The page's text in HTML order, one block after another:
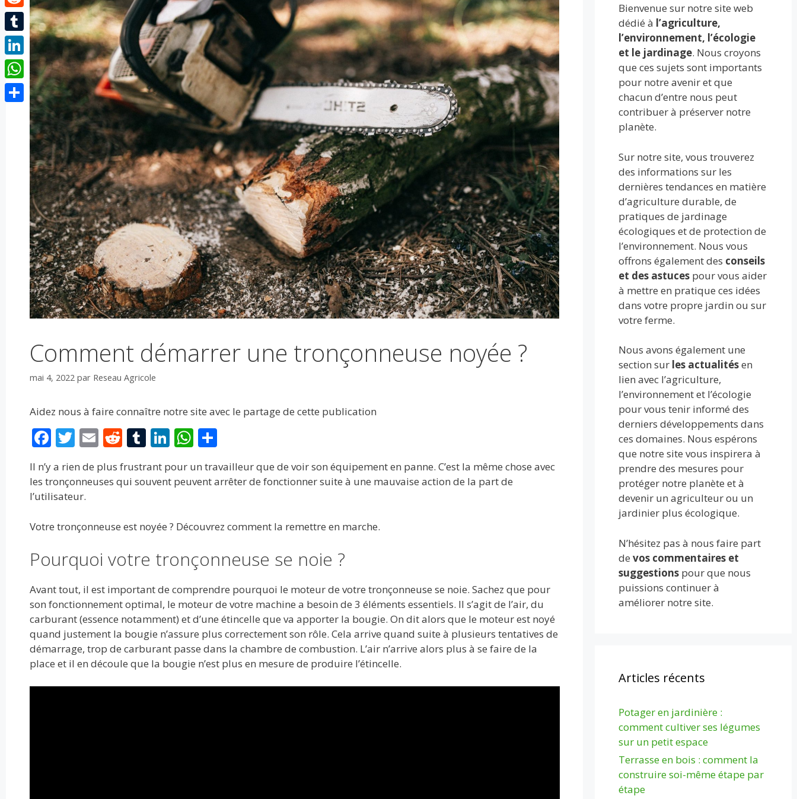
Comment démarrer une tronçonneuse noyée ?
mai 4, 2022 par Reseau Agricole
Aidez nous à faire connaître notre site avec le partage de cette publication
F
ac
e
b
o
k
T
w
itt
er
E
m
ai
R
e
d
T
m
Li
k
e
n
W
at
p
p
P
ar
ta
Il n’y a rien de plus frustrant pour un travailleur que de voir son équipement en panne. C’est la même chose avec
les tronçonneuses qui souvent peuvent arrêter de fonctionner suite à une mauvaise action de la part de
l’utilisateur.
Votre tronçonneuse est noyée ? Découvrez comment la remettre en marche.
Pourquoi votre tronçonneuse se noie ?
Avant tout, il est important de comprendre pourquoi le moteur de votre tronçonneuse se noie. Sachez que pour
son fonctionnement optimal, le moteur de votre machine a besoin de 3 éléments essentiels. Il s’agit de l’air, du
carburant (essence notamment) et d’une étincelle que va apporter la bougie. On dit alors que le moteur est noyé
quand justement la bougie n’assure plus correctement son rôle. Cela arrive quand suite à plusieurs tentatives de
démarrage, trop de carburant passe dans la chambre de combustion. L’air n’arrive alors plus à se faire de la
place et il en découle que la bougie n’est plus en mesure de produire l’étincelle.
Bienvenue sur notre site web
dédié à l’agriculture,
l’environnement, l’écologie
et le jardinage. Nous croyons
que ces sujets sont importants
pour notre avenir et que
chacun d’entre nous peut
contribuer à préserver notre
planète.
Sur notre site, vous trouverez
des informations sur les
dernières tendances en matière
d’agriculture durable, de
pratiques de jardinage
écologiques et de protection de
l’environnement. Nous vous
offrons également des conseils
et des astuces pour vous aider
à mettre en pratique ces idées
dans votre propre jardin ou sur
votre ferme.
Nous avons également une
section sur les actualitésen
lien avec l’agriculture,
l’environnement et l’écologie
pour vous tenir informé des
derniers développements dans
ces domaines. Nous espérons
que notre site vous inspirera à
prendre des mesures pour
protéger notre planète et à
devenir un agriculteur ou un
jardinier plus écologique.
N’hésitez pas à nous faire part
devos commentaires et
suggestions pour que nous
puissions continuer à
améliorer notre site.
Articles récents
Potager en jardinière :
comment cultiver ses légumes
sur un petit espace
Terrasse en bois : comment la
construire soi-même étape par
étape
Reddit
Tumblr
LinkedIn
WhatsApp
Partager